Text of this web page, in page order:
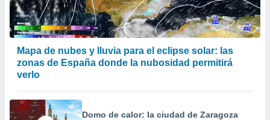
Mapa de nubes y lluvia para el eclipse solar: las
zonas de España donde la nubosidad permitirá
verlo
Domo de calor: la ciudad de Zaragoza